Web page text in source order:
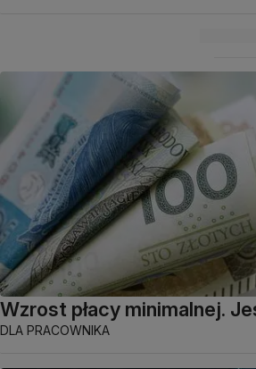
Wzrost płacy minimalnej.
DLA PRACOWNIKA